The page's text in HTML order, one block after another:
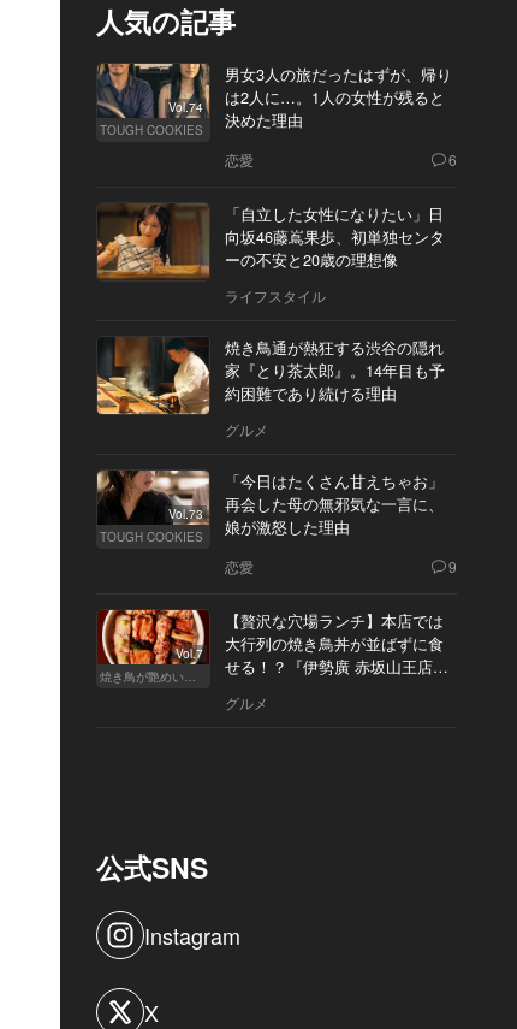
人気の記事
Vol.74
TOUGH COOKIES
男女3人の旅だったはずが、帰り
は2人に…。1人の女性が残ると
決めた理由
恋愛 6
「自立した女性になりたい」日
向坂46藤嶌果歩、初単独センタ
ーの不安と20歳の理想像
ライフスタイル
焼き鳥通が熱狂する渋谷の隠れ
家『とり茶太郎』。14年目も予
約困難であり続ける理由
グルメ
Vol.73
TOUGH COOKIES
「今日はたくさん甘えちゃお」
再会した母の無邪気な一言に、
娘が激怒した理由
恋愛 9
Vol.7
焼き鳥が艶めいてきた
【贅沢な穴場ランチ】本店では
大行列の焼き鳥丼が並ばずに食
せる！？『伊勢廣 赤坂山王店』
グルメ
公式SNS
Instagram
X